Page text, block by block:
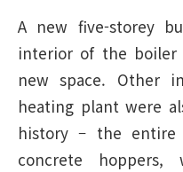
A new five-storey
interior of the
new space. Other
heating plant were
history – the
concrete